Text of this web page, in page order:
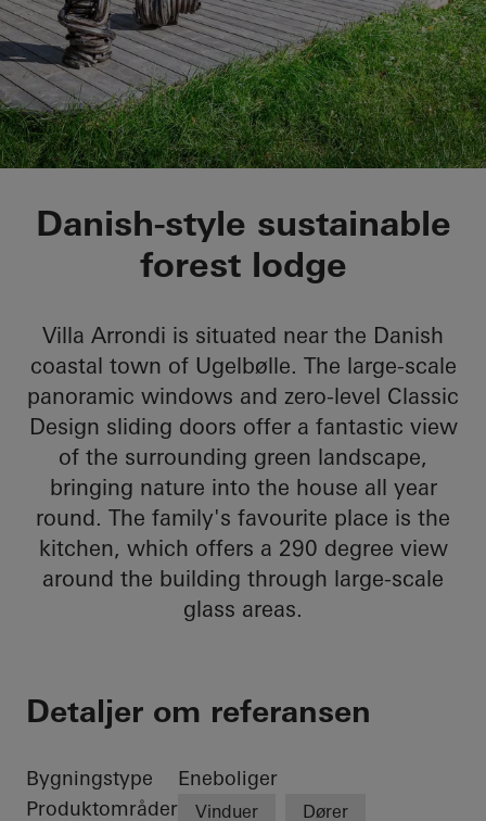
Villa Arrondi
Danish-style sustainable
forest lodge
Villa Arrondi is situated near the Danish
coastal town of Ugelbølle. The large-scale
panoramic windows and zero-level Classic
Design sliding doors offer a fantastic view
of the surrounding green landscape,
bringing nature into the house all year
round. The family's favourite place is the
kitchen, which offers a 290 degree view
around the building through large-scale
glass areas.
Detaljer om referansen
Bygningstype
Eneboliger
Produktområder
Vinduer Dører